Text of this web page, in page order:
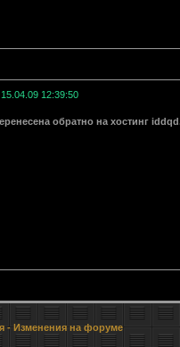
12:39:50
обратно на хостинг
- Изменения на форуме